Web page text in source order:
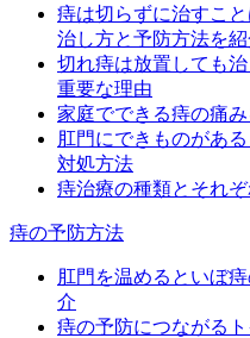
痔は切らずに治すこ
治し方と予防方法を紹
切れ痔は放置しても
重要な理由
家庭でできる痔の痛
肛門にできものがあ
対処方法
痔治療の種類とそれ
痔の予防方法
肛門を温めるといぼ
介
痔の予防につながる